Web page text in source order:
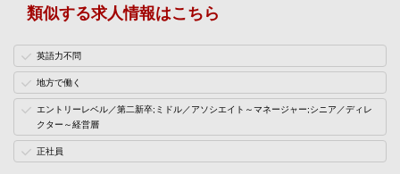
類似する求人情報はこちら
英語力不問
地方で働く
エントリーレベル／第二新卒;ミドル／アソシエイト～マネージャー;シニア／ディレ
クター～経営層
正社員